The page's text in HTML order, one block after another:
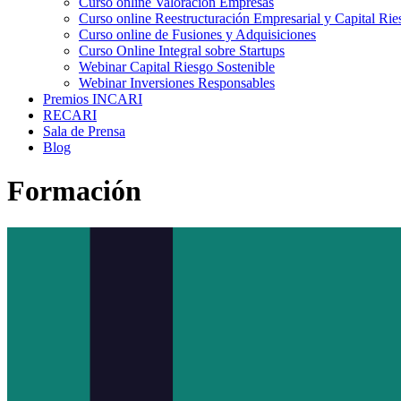
Curso online Reestructuración Empresarial y Capital
Curso online de Fusiones y Adquisiciones
Curso Online Integral sobre Startups
Webinar Capital Riesgo Sostenible
Webinar Inversiones Responsables
Premios INCARI
RECARI
Sala de Prensa
Blog
Formación